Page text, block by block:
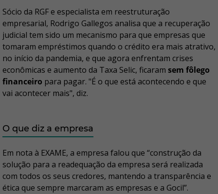
Sócio da RGF e especialista em reestruturação
empresarial, Rodrigo Gallegos analisa que a recuperação
judicial tem sido um mecanismo para que empresas que
tomaram empréstimos quando o crédito era mais atrativo,
no início da pandemia, e que agora enfrentam crises
econômicas e aumento da Taxa Selic, ficaram sem fôlego
financeiro para pagar. "É o que está acontecendo e que
vai acontecer mais", diz.
O que diz a empresa
Em nota à EXAME, a empresa falou que “construção da
solução para a readequação da empresa será realizada
com todos os seus credores, mantendo a transparência e
ética que sempre marcaram as empresas e a Gocil”.